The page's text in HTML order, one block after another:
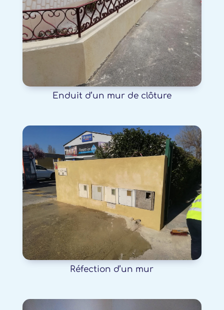
Enduit d’un mur de clôture
Réfection d’un mur